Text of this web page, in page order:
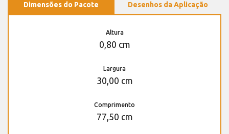
Dimensões do Pacote Desenhos da Aplicação
Altura
0,80 cm
Largura
30,00 cm
Comprimento
77,50 cm